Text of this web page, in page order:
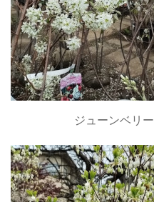
ジューンベリー